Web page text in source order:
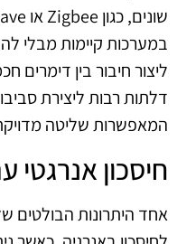
במערכות קיימות מבלי
ליצור חיבור בין דימרים
דלתות רבות ליצירת
המאפשרות שליטה
חיסכון
אחד היתרונות הבולטים